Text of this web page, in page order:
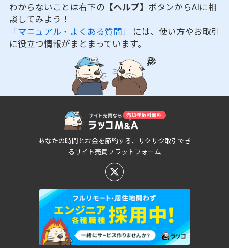
わからないことは右下の 【ヘルプ】 ボタンからAIに相
談してみよう！
「マニュアル・よくある質問」 には、使い方やお取引
に役立つ情報がまとまっています。
あなたの時間とお金を節約する、サクサク取引でき
るサイト売買プラットフォーム